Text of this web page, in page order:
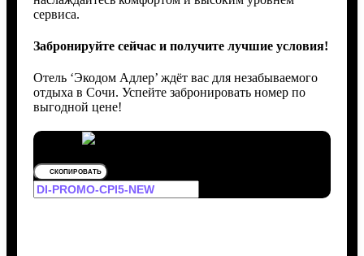
сервиса.
Забронируйте сейчас и получите лучшие условия!
Отель ‘Экодом Адлер’ ждёт вас для незабываемого
отдыха в Сочи. Успейте забронировать номер по
выгодной цене!
СКОПИРОВАТЬ